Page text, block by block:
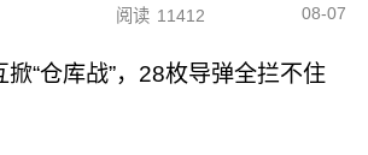
阅读 11412 08-07
“仓库战”，28枚导弹全拦不住